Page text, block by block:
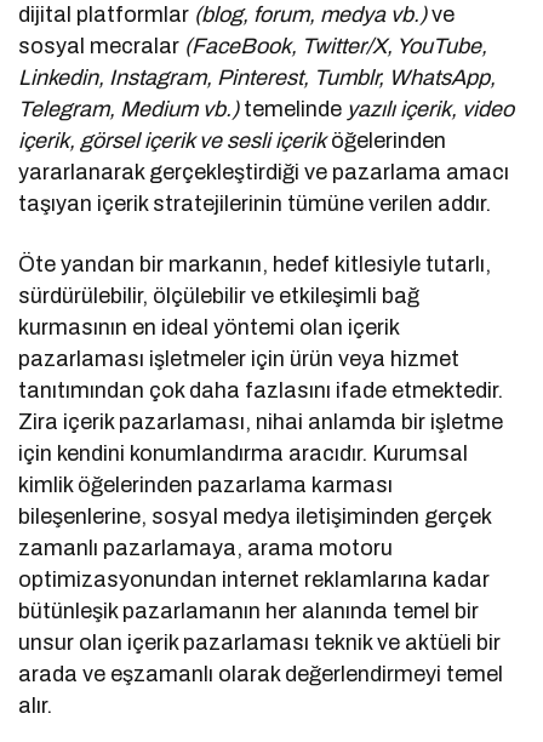
dijital platformlar (blog, forum, medya vb.)ve
sosyal mecralar (FaceBook, Twitter/X, YouTube,
Linkedin, Instagram, Pinterest, Tumblr, WhatsApp,
Telegram, Medium vb.) temelinde yazılı içerik, video
içerik, görsel içerik ve sesli içeriköğelerinden
yararlanarak gerçekleştirdiği ve pazarlama amacı
taşıyan içerik stratejilerinin tümüne verilen addır.
Öte yandan bir markanın, hedef kitlesiyle tutarlı,
sürdürülebilir, ölçülebilir ve etkileşimli bağ
kurmasının en ideal yöntemi olan içerik
pazarlaması işletmeler için ürün veya hizmet
tanıtımından çok daha fazlasını ifade etmektedir.
Zira içerik pazarlaması, nihai anlamda bir işletme
için kendini konumlandırma aracıdır. Kurumsal
kimlik öğelerinden pazarlama karması
bileşenlerine, sosyal medya iletişiminden gerçek
zamanlı pazarlamaya, arama motoru
optimizasyonundan internet reklamlarına kadar
bütünleşik pazarlamanın her alanında temel bir
unsur olan içerik pazarlaması teknik ve aktüeli bir
arada ve eşzamanlı olarak değerlendirmeyi temel
alır.